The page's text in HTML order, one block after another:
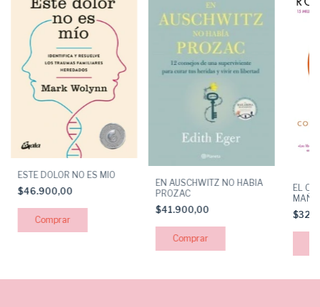
ESTE DOLOR NO ES MIO
$46.900,00
EN AUSCHWITZ NO HABIA
PROZAC
$41.900,00
EL